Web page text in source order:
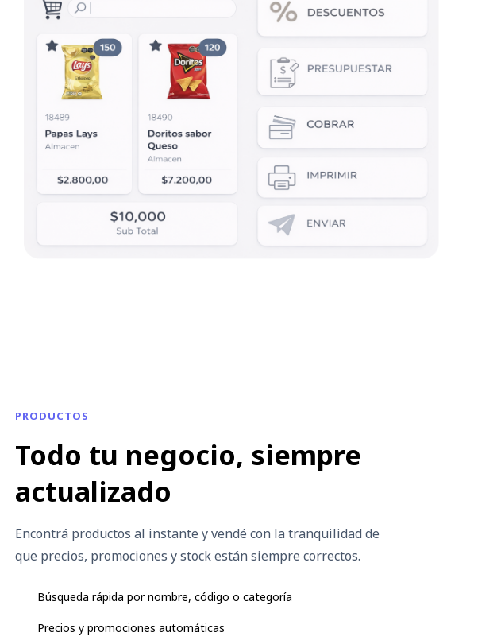
PRODUCTOS
Todo tu negocio, siempre
actualizado
Encontrá productos al instante y vendé con la tranquilidad de
que precios, promociones y stock están siempre correctos.
Búsqueda rápida por nombre, código o categoría
Precios y promociones automáticas